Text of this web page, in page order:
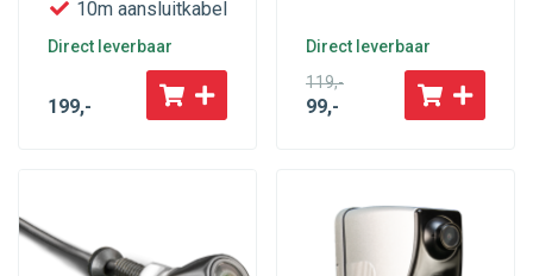
10m aansluitkabel
Direct leverbaar
199,-
Direct leverbaar
119,-
99,-